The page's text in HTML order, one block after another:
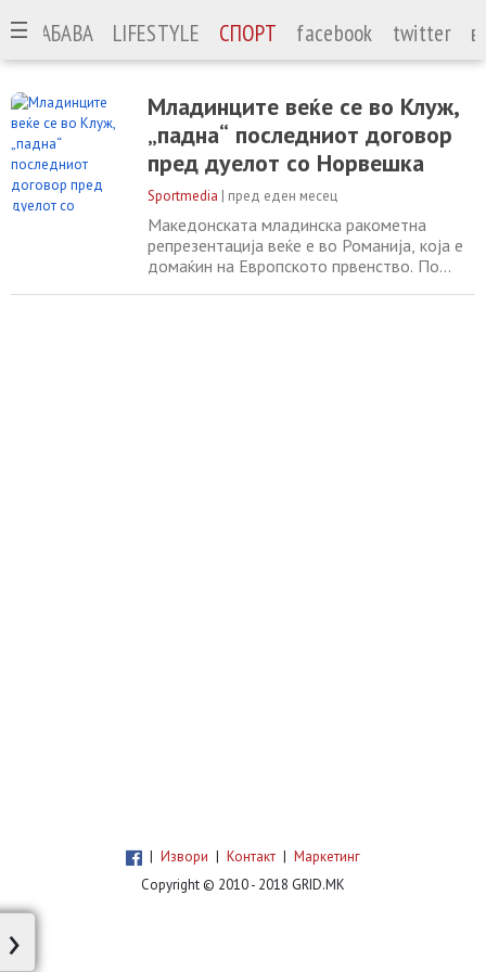
ЗАБАВА LIFESTYLE СПОРТ facebook twitter
Младинците веќе се во Клуж,
„падна“ последниот договор
пред дуелот со Норвешка
Sportmedia | пред еден месец
Македонската младинска ракометна
репрезентација веќе е во Романија, која е
домаќин на Европското првенство. По
| Извори | Контакт | Маркетинг
Copyright © 2010 - 2018 GRID.MK
›